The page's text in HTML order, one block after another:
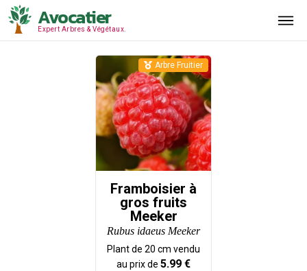
Avocatier
Expert Arbres & Végétaux.
Framboisier à
gros fruits
Meeker
Rubus idaeus Meeker
Plant de 20 cm vendu
au prix de 5.99 €
Arbre Fruitier